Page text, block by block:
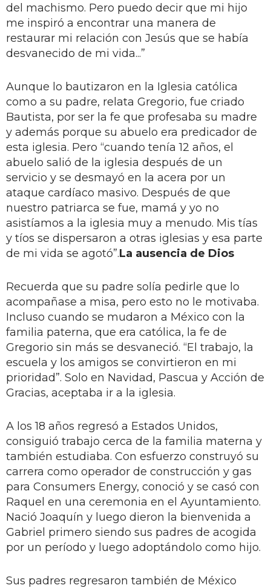
del machismo. Pero puedo decir que mi hijo
me inspiró a encontrar una manera de
restaurar mi relación con Jesús que se había
desvanecido de mi vida...”
Aunque lo bautizaron en la Iglesia católica
como a su padre, relata Gregorio, fue criado
Bautista, por ser la fe que profesaba su madre
y además porque su abuelo era predicador de
esta iglesia. Pero “cuando tenía 12 años, el
abuelo salió de la iglesia después de un
servicio y se desmayó en la acera por un
ataque cardíaco masivo. Después de que
nuestro patriarca se fue, mamá y yo no
asistíamos a la iglesia muy a menudo. Mis tías
y tíos se dispersaron a otras iglesias y esa parte
de mi vida se agotó”.La ausencia de Dios
Recuerda que su padre solía pedirle que lo
acompañase a misa, pero esto no le motivaba.
Incluso cuando se mudaron a México con la
familia paterna, que era católica, la fe de
Gregorio sin más se desvaneció. “El trabajo, la
escuela y los amigos se convirtieron en mi
prioridad”. Solo en Navidad, Pascua y Acción de
Gracias, aceptaba ir a la iglesia.
A los 18 años regresó a Estados Unidos,
consiguió trabajo cerca de la familia materna y
también estudiaba. Con esfuerzo construyó su
carrera como operador de construcción y gas
para Consumers Energy, conoció y se casó con
Raquel en una ceremonia en el Ayuntamiento.
Nació Joaquín y luego dieron la bienvenida a
Gabriel primero siendo sus padres de acogida
por un período y luego adoptándolo como hijo.
Sus padres regresaron también de México